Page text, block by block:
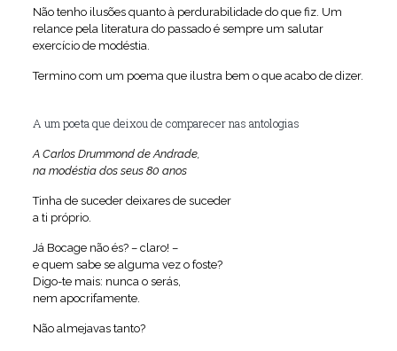
Não tenho ilusões quanto à perdurabilidade do que fiz. Um
relance pela literatura do passado é sempre um salutar
exercício de modéstia.
Termino com um poema que ilustra bem o que acabo de dizer.
A um poeta que deixou de comparecer nas antologias
A Carlos Drummond de Andrade,
na modéstia dos seus 80 anos
Tinha de suceder deixares de suceder
a ti próprio.
Já Bocage não és? – claro! –
e quem sabe se alguma vez o foste?
Digo-te mais: nunca o serás,
nem apocrifamente.
Não almejavas tanto?